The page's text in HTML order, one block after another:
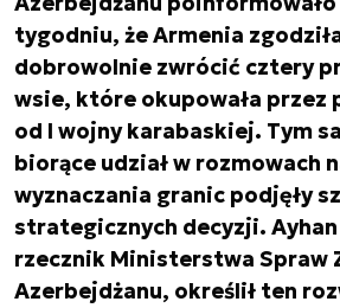
tygodniu, że Armenia
dobrowolnie zwrócić cztery
wsie, które okupowała przez
od I wojny karabaskiej. Tym
biorące udział w rozmowach
wyznaczania granic podjęły
strategicznych decyzji. Ayhan
rzecznik Ministerstwa Spraw
Azerbejdżanu, określił ten